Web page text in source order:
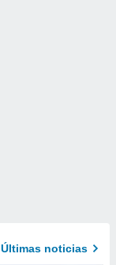
Últimas noticias